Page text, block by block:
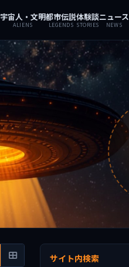
宇宙人・文明
ALIENS
都市伝説
LEGENDS
体験談
STORIES
ニュース
NEWS
サイト内検索